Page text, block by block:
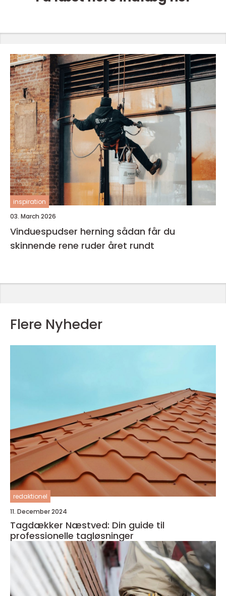
inspiration
03. March 2026
Vinduespudser herning sådan får du
skinnende rene ruder året rundt
Flere Nyheder
redaktionel
11. December 2024
Tagdækker Næstved: Din guide til
professionelle tagløsninger